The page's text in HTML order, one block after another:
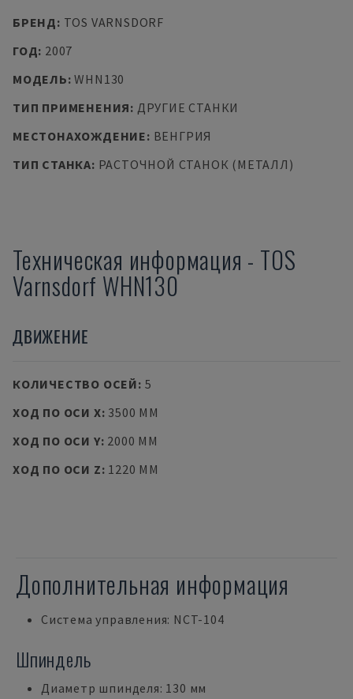
БРЕНД: TOS VARNSDORF
ГОД: 2007
МОДЕЛЬ:WHN130
ТИП ПРИМЕНЕНИЯ: ДРУГИЕ СТАНКИ
МЕСТОНАХОЖДЕНИЕ: ВЕНГРИЯ
ТИП СТАНКА: РАСТОЧНОЙ СТАНОК (МЕТАЛЛ)
Техническая информация - TOS
Varnsdorf WHN130
ДВИЖЕНИЕ
КОЛИЧЕСТВО ОСЕЙ: 5
ХОД ПО ОСИ X: 3500 MM
ХОД ПО ОСИ Y: 2000 MM
ХОД ПО ОСИ Z: 1220 MM
Дополнительная информация
Система управления: NCT-104
Шпиндель
Диаметр шпинделя: 130 мм